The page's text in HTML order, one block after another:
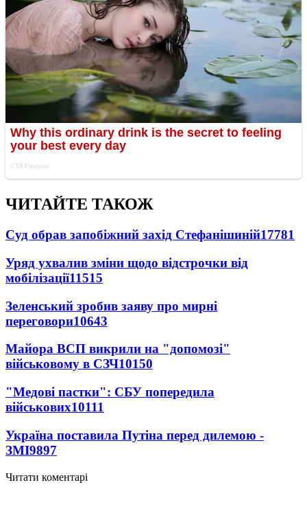
ЧИТАЙТЕ ТАКОЖ
Суд обрав запобіжний захід Стефанішиній17781
Уряд ухвалив зміни щодо відстрочки від
мобілізації11515
Зеленський зробив заяву про мирні
переговори10643
Майора ВСП викрили на "допомозі"
військовому в СЗЧ10150
"Медові пастки": СБУ попередила
військових10111
Україна поставила Путіна перед дилемою -
ЗМІ9897
Читати коментарі